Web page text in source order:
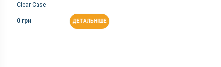
Clear Case
0 грн ДЕТАЛЬНІШЕ